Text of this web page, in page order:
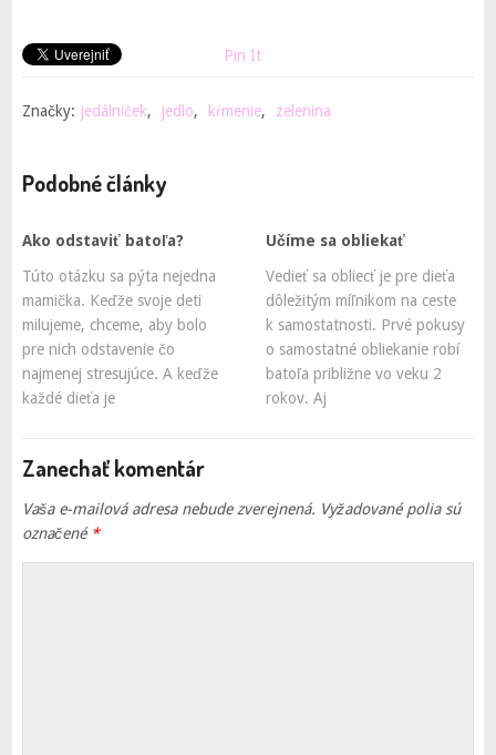
Pin It
Značky: jedálniček, jedlo, kŕmenie, zelenina
Podobné články
Ako odstaviť batoľa?
Túto otázku sa pýta nejedna
mamička. Keďže svoje deti
milujeme, chceme, aby bolo
pre nich odstavenie čo
najmenej stresujúce. A keďže
každé dieťa je
Učíme sa obliekať
Vedieť sa obliecť je pre dieťa
dôležitým míľnikom na ceste
k samostatnosti. Prvé pokusy
o samostatné obliekanie robí
batoľa približne vo veku 2
rokov. Aj
Zanechať komentár
Vaša e-mailová adresa nebude zverejnená. Vyžadované polia sú
označené *